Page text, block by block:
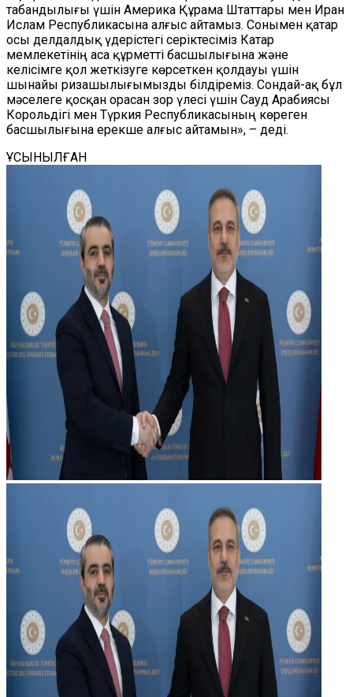
табандылығы үшін Америка Құрама Штаттары мен Иран
Ислам Республикасына алғыс айтамыз. Сонымен қатар
осы делдалдық үдерістегі серіктесіміз Катар
мемлекетінің аса құрметті басшылығына және
келісімге қол жеткізуге көрсеткен қолдауы үшін
шынайы ризашылығымызды білдіреміз. Сондай-ақ бұл
мәселеге қосқан орасан зор үлесі үшін Сауд Арабиясы
Корольдігі мен Түркия Республикасының көреген
басшылығына ерекше алғыс айтамын», – деді.
ҰСЫНЫЛҒАН